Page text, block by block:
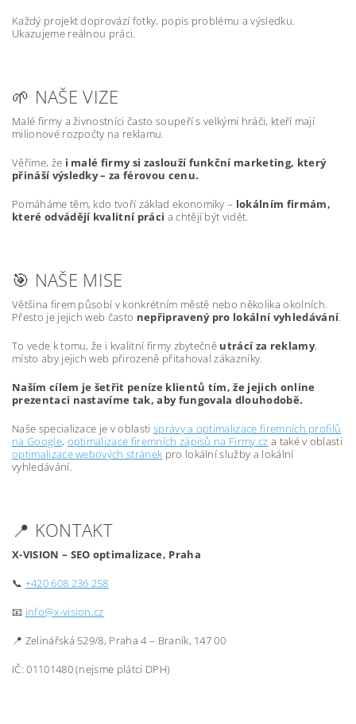
Každý projekt doprovází fotky, popis problému a výsledku.
Ukazujeme reálnou práci.
🌱 NAŠE VIZE
Malé firmy a živnostníci často soupeří s velkými hráči, kteří mají
milionové rozpočty na reklamu.
Věříme, že i malé firmy si zaslouží funkční marketing, který
přináší výsledky – za férovou cenu.
Pomáháme těm, kdo tvoří základ ekonomiky – lokálním firmám,
které odvádějí kvalitní práci a chtějí být vidět.
🎯 NAŠE MISE
Většina firem působí v konkrétním městě nebo několika okolních.
Přesto je jejich web často nepřipravený pro lokální vyhledávání.
To vede k tomu, že i kvalitní firmy zbytečně utrácí za reklamy,
místo aby jejich web přirozeně přitahoval zákazníky.
Naším cílem je šetřit peníze klientů tím, že jejich online
prezentaci nastavíme tak, aby fungovala dlouhodobě.
Naše specializace je v oblasti správy a optimalizace firemních profilů
na Google, optimalizace firemních zápisů na Firmy.cz a také v oblasti
optimalizace webových stránek pro lokální služby a lokální
vyhledávání.
📍 KONTAKT
X-VISION – SEO optimalizace, Praha
📞 +420 608 236 258
📧 info@x-vision.cz
📍 Zelinářská 529/8, Praha 4 – Braník, 147 00
IČ: 01101480 (nejsme plátci DPH)